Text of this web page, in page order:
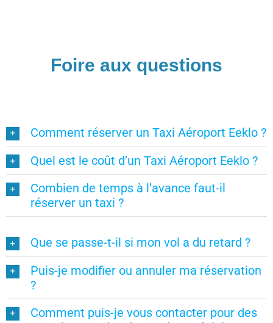
Foire aux questions
Comment réserver un Taxi Aéroport Eeklo ?
Quel est le coût d’un Taxi Aéroport Eeklo ?
Combien de temps à l’avance faut-il
réserver un taxi ?
Que se passe-t-il si mon vol a du retard ?
Puis-je modifier ou annuler ma réservation
?
Comment puis-je vous contacter pour des